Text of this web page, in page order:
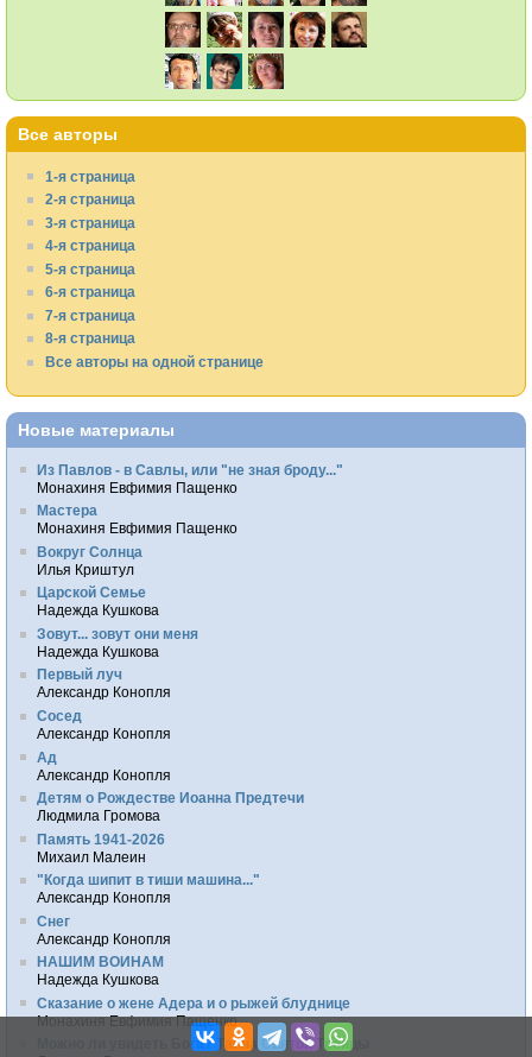
Все авторы
1-я страница
2-я страница
3-я страница
4-я страница
5-я страница
6-я страница
7-я страница
8-я страница
Все авторы на одной странице
Новые материалы
Из Павлов - в Савлы, или "не зная броду..."
Монахиня Евфимия Пащенко
Мастера
Монахиня Евфимия Пащенко
Вокруг Солнца
Илья Криштул
Царской Семье
Надежда Кушкова
Зовут... зовут они меня
Надежда Кушкова
Первый луч
Александр Конопля
Сосед
Александр Конопля
Ад
Александр Конопля
Детям о Рождестве Иоанна Предтечи
Людмила Громова
Память 1941-2026
Михаил Малеин
"Когда шипит в тиши машина..."
Александр Конопля
Снег
Александр Конопля
НАШИМ ВОИНАМ
Надежда Кушкова
Сказание о жене Адера и о рыжей блуднице
Монахиня Евфимия Пащенко
Можно ли увидеть Бога? Тайна Святой Троицы